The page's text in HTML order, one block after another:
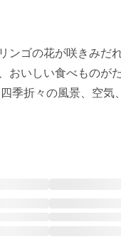
ンゴの花が咲きみだ
おいしい食べものが
季折々の風景、空気